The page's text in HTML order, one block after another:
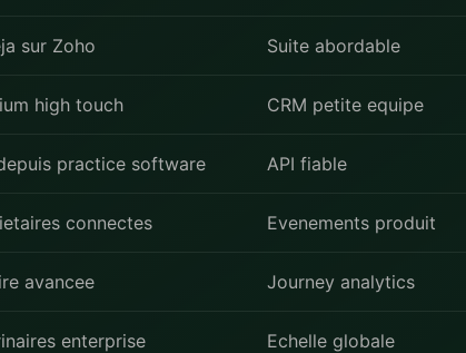
sur Zoho Suite abordable
high touch CRM petite equipe
practice software API fiable
connectes Evenements produit
avancee Journey analytics
enterprise Echelle globale